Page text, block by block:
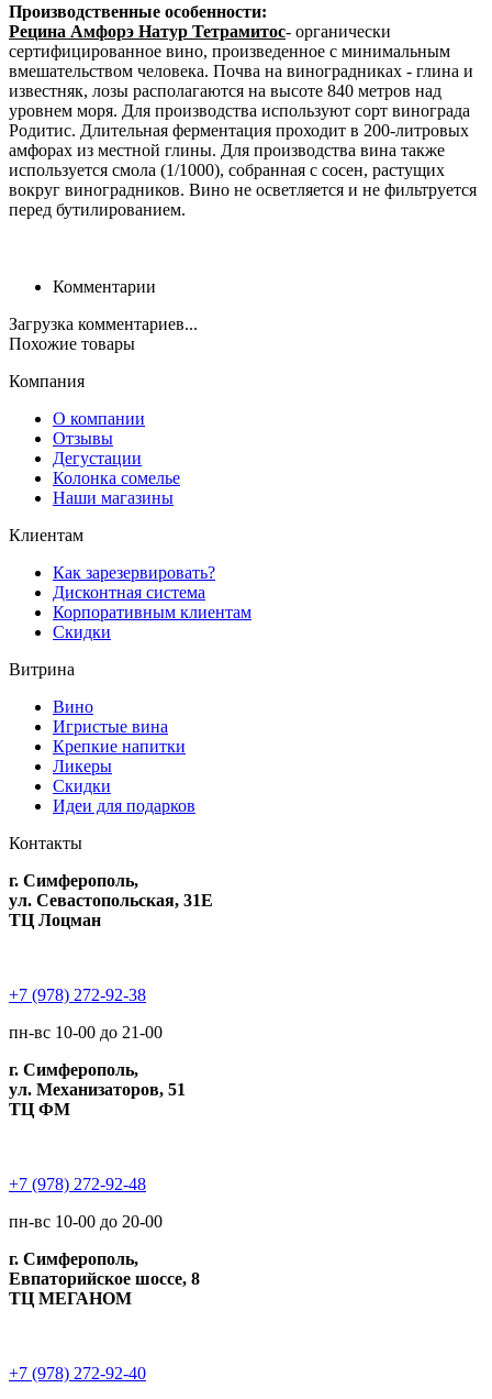
Производственные особенности:
Рецина Амфорэ Натур Тетрамитос- органически
сертифицированное вино, произведенное с минимальным
вмешательством человека. Почва на виноградниках - глина и
известняк, лозы располагаются на высоте 840 метров над
уровнем моря. Для производства используют сорт винограда
Родитис. Длительная ферментация проходит в 200-литровых
амфорах из местной глины. Для производства вина также
используется смола (1/1000), собранная с сосен, растущих
вокруг виноградников. Вино не осветляется и не фильтруется
перед бутилированием.
Комментарии
Загрузка комментариев...
Похожие товары
Компания
О компании
Отзывы
Дегустации
Колонка сомелье
Наши магазины
Клиентам
Как зарезервировать?
Дисконтная система
Корпоративным клиентам
Скидки
Витрина
Вино
Игристые вина
Крепкие напитки
Ликеры
Скидки
Идеи для подарков
Контакты
г. Симферополь,
ул. Севастопольская, 31Е
ТЦ Лоцман
+7 (978) 272-92-38
пн-вс 10-00 до 21-00
г. Симферополь,
ул. Механизаторов, 51
ТЦ ФМ
+7 (978) 272-92-48
пн-вс 10-00 до 20-00
г. Симферополь,
Евпаторийское шоссе, 8
ТЦ МЕГАНОМ
+7 (978) 272-92-40